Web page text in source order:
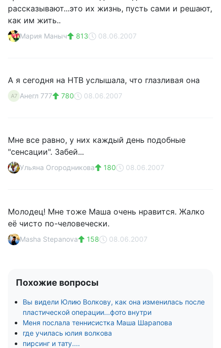
рассказывают...это их жизнь, пусть сами и решают,
как им жить..
Мария Маныч 813 08.06.2007
А я сегодня на НТВ услышала, что глазливая она
А7 Анегл 777 780 08.06.2007
Мне все равно, у них каждый день подобные
"сенсации". Забей...
Ульяна Огородникова 180 08.06.2007
Молодец! Мне тоже Маша очень нравится. Жалко
её чисто по-человечески.
Masha Stepanova 158 08.06.2007
Похожие вопросы
Вы видели Юлию Волкову, как она изменилась после
пластической операции...фото внутри
Меня послала теннисистка Маша Шарапова
где училась юлия волкова
пирсинг и тату....